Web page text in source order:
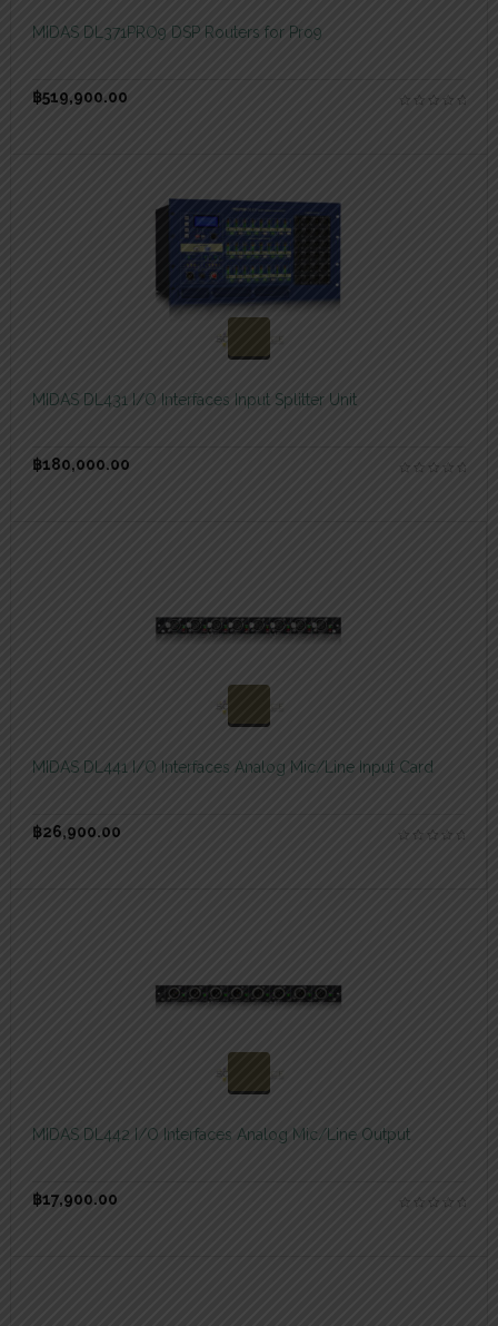
MIDAS DL371PRO9 DSP Routers for Pro9
฿519,900.00
MIDAS DL431 I/O Interfaces Input Splitter Unit
฿180,000.00
สอบถามและสั่งซื้อสินค้า
MIDAS DL441 I/O Interfaces Analog Mic/Line Input Card
฿26,900.00
MIDAS DL442 I/O Interfaces Analog Mic/Line Output
฿17,900.00